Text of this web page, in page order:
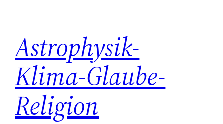
springen
Astrophysik-
Klima-Glaube-
Religion